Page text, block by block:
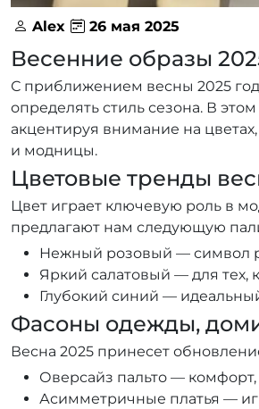
Alex 26 мая 2025
Весенние образы
С приближением весны 2025
определять стиль сезона. В
акцентируя внимание на
и модницы.
Цветовые тренды
Цвет играет ключевую роль в
предлагают нам следующую
Нежный розовый — символ
Яркий салатовый — для тех,
Глубокий синий —
Фасоны одежды,
Весна 2025 принесет
Оверсайз пальто —
Асимметричные платья —